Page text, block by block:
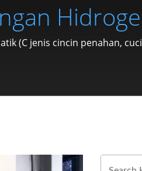
(Cincin
Pin)
(C jenis cincin penahan,